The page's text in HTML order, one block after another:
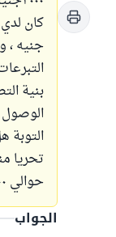
جنيه ،
بنية
الوصول
التوبة
تحريا
حوالي ١٥٠٠ أم بقيمة وزنه بسعر اليوم ؟
الجواب